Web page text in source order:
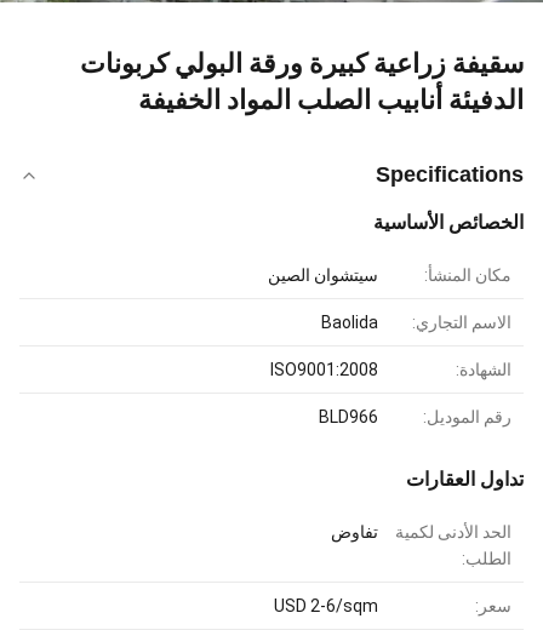
سقيفة زراعية كبيرة ورقة البولي كربونات
الدفيئة أنابيب الصلب المواد الخفيفة
Specifications
الخصائص الأساسية
مكان المنشأ: سيتشوان الصين
الاسم التجاري: Baolida
الشهادة: ISO9001:2008
رقم الموديل: BLD966
تداول العقارات
الحد الأدنى لكمية
الطلب:
تفاوض
سعر: USD 2-6/sqm